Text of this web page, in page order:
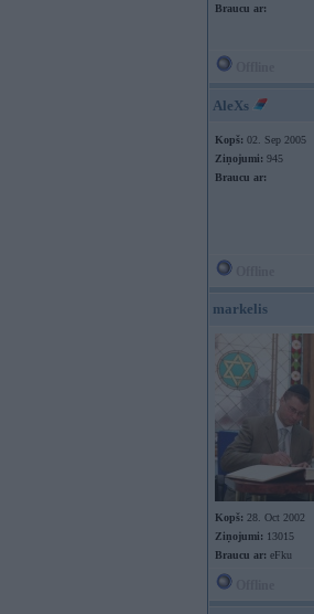
Braucu ar:
AleXs
Kopš: 02. Sep 2005
Ziņojumi: 945
Braucu ar:
markelis
Kopš: 28. Oct 2002
Ziņojumi: 13015
Braucu ar: eFku